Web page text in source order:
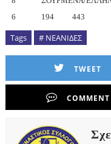
6 194 443
Tags # ΝΕΑΝΙΔΕΣ
TWEET
COMMENT